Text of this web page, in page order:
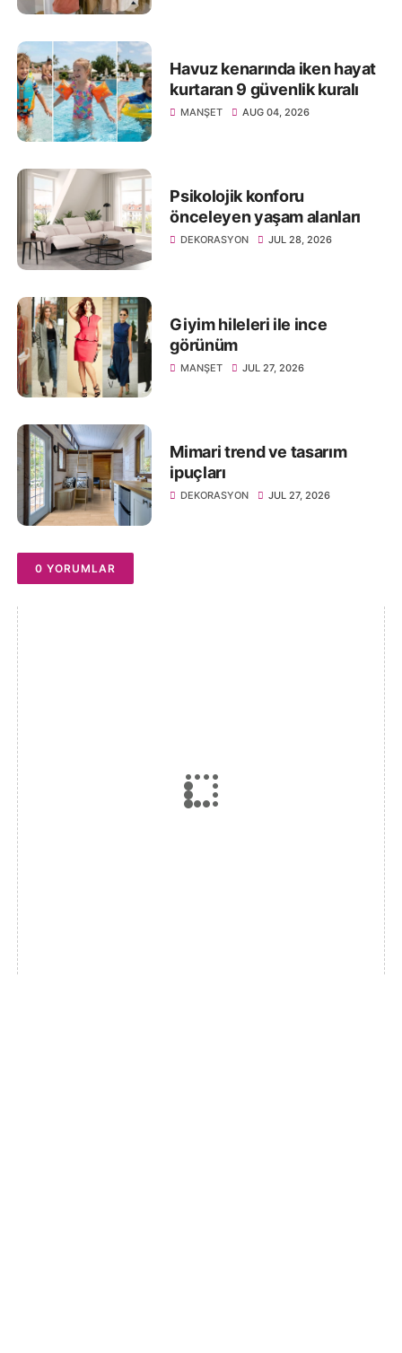
Havuz kenarında iken hayat
kurtaran 9 güvenlik kuralı
MANŞET AUG 04, 2026
Psikolojik konforu
önceleyen yaşam alanları
DEKORASYON JUL 28, 2026
Giyim hileleri ile ince
görünüm
MANŞET JUL 27, 2026
Mimari trend ve tasarım
ipuçları
DEKORASYON JUL 27, 2026
0 YORUMLAR